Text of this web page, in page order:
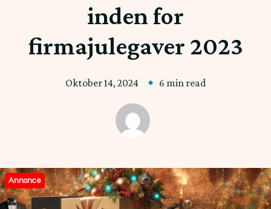
inden for
firmajulegaver 2023
Oktober 14, 2024 6 min read
Annonce